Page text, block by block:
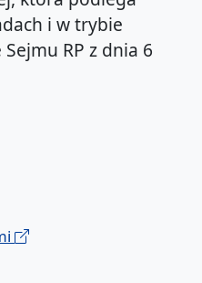
i w trybie
RP z dnia 6